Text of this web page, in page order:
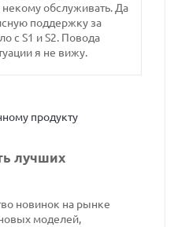
обслуживать. Да
поддержку за
с S1 и S2. Повода
я не вижу.
продукту
лучших
новинок на рынке
моделей,